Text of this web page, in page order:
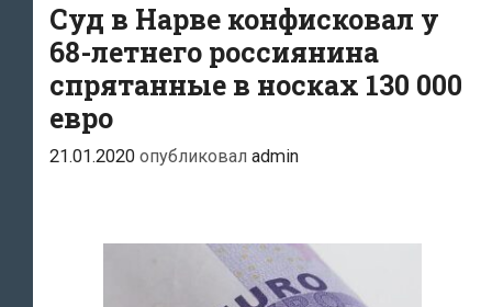
Суд в Нарве конфисковал у
68-летнего россиянина
спрятанные в носках 130 000
евро
21.01.2020 опубликовал admin